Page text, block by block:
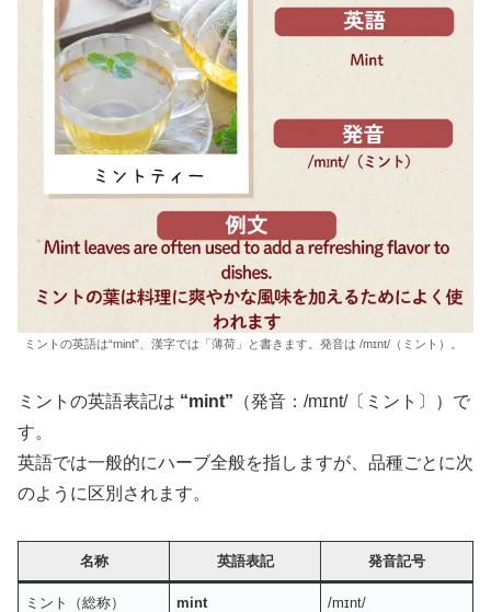
ミントの英語は“mint”、漢字では「薄荷」と書きます。発音は /mɪnt/（ミント）。
ミントの英語表記は “mint” （発音：/mɪnt/〔ミント〕）で
す。
英語では一般的にハーブ全般を指しますが、品種ごとに次
のように区別されます。
名称 英語表記 発音記号
ミント（総称） mint /mɪnt/